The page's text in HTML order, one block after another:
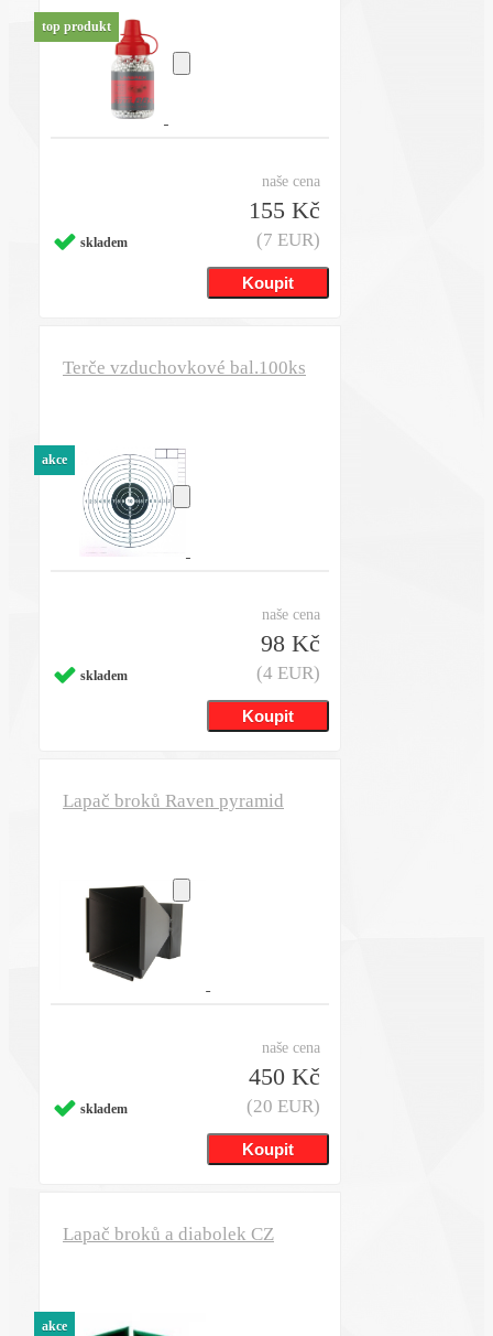
naše cena
155 Kč
(7 EUR)
skladem
top produkt
Terče vzduchovkové bal.100ks
naše cena
98 Kč
(4 EUR)
skladem
akce
Lapač broků Raven pyramid
naše cena
450 Kč
(20 EUR)
skladem
Lapač broků a diabolek CZ
akce